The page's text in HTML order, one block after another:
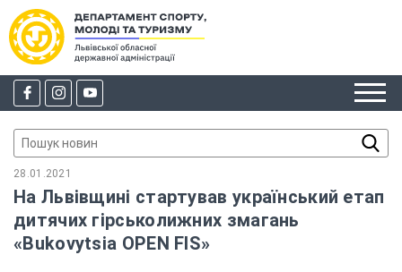
28.01.2021
На Львівщині стартував український етап
дитячих гірськолижних змагань
«Bukovytsia OPEN FIS»